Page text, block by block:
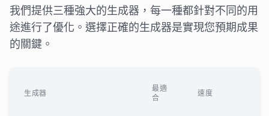
我們提供三種強大的生成器，每一種都針對不同的用
途進行了優化。選擇正確的生成器是實現您預期成果
的關鍵。
生成器
最適
合
速度